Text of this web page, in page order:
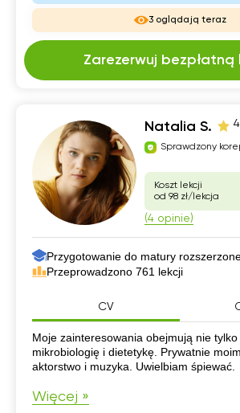
3 oglądają teraz
Zarezerwuj bezpłatną
Natalia S.
Sprawdzony
Koszt lekcji
od 98 zł/lekcja
(4 opinie)
Przygotowanie do matury
Przeprowadzono 761 lekcji
CV
CV
Moje zainteresowania obejmują nie tylko
mikrobiologię i dietetykę. Prywatnie
aktorstwo i muzyka. Uwielbiam śpiewać.
Więcej »